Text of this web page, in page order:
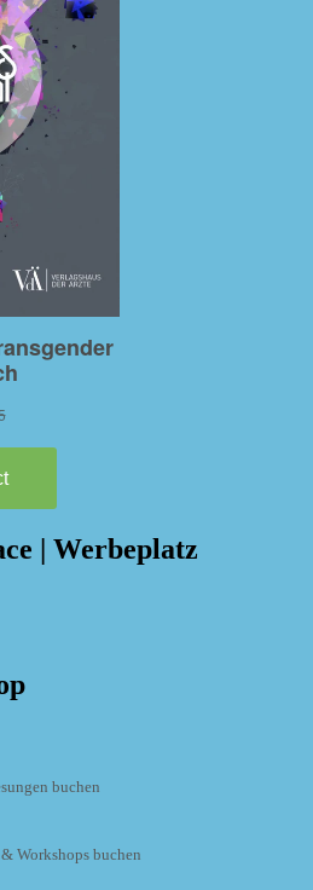
| Werbeplatz
buchen
Workshops buchen